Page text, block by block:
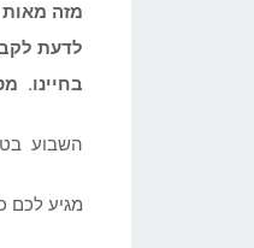
מזה מאות
לדעת
בחיינו.
השבוע
מגיע לכם